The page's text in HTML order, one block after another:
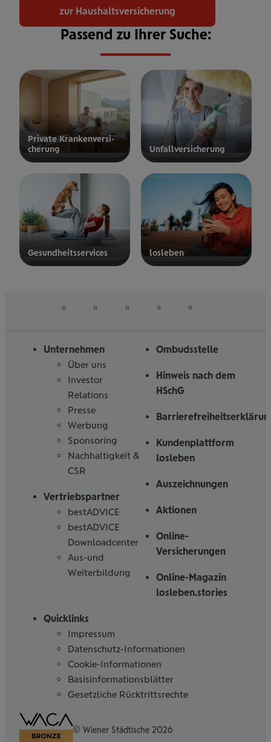
zur Haushaltsversicherung
Passend zu Ihrer Suche:
Private Kran­ken­­­ver­si­
che­rung
privaten
Unfall­ver­si­che­rung
Unfallversicherung
Gesund­heits­ser­vices los­le­ben
Unternehmen
Über uns
Investor
Relations
Presse
Werbung
Sponsoring
Nachhaltigkeit &
CSR
Vertriebspartner
bestADVICE
bestADVICE
Downloadcenter
Aus-und
Weiterbildung
Ombudsstelle
Hinweis nach dem
HSchG
Kundenplattform
losleben
Auszeichnungen
Aktionen
Online-
Versicherungen
Online-Magazin
losleben.stories
Quicklinks
Impressum
Datenschutz-Informationen
Cookie-Informationen
Basisinformationsblätter
Gesetzliche Rücktrittsrechte
uns
Barrierefreiheitserklärung
© Wiener Städtische 2026